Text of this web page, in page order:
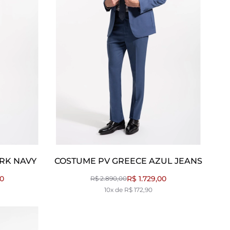
NAVY COSTUME PV GREECE AZUL JEANS
R$ 2.890,00R$ 1.729,00
10x de R$ 172,90